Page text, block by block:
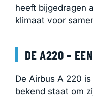
heeft bijgedragen
klimaat voor
DE A220 –
De Airbus A 220
bekend staat om